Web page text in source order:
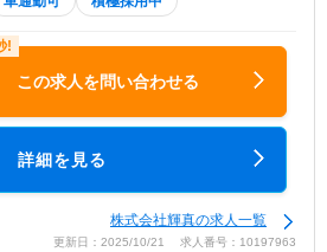
この求人を問い合わせる
詳細を見る
株式会社輝真の求人一覧
更新日：2025/10/21 求人番号：10197963